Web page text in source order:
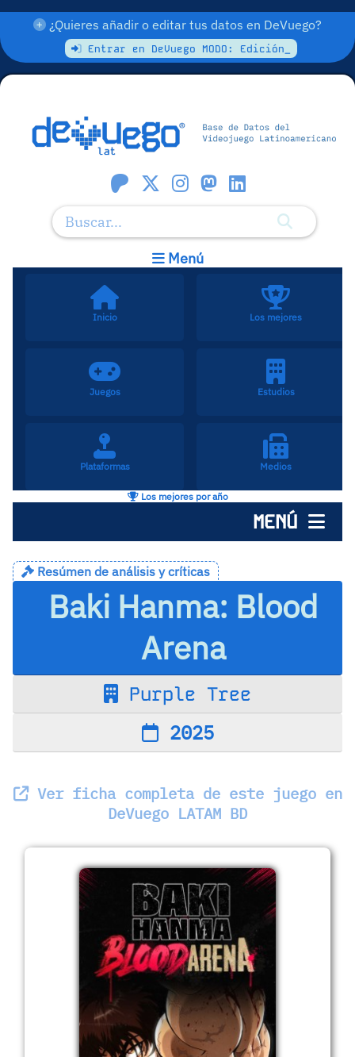
¿Quieres añadir o editar tus datos en DeVuego?
Entrar en DeVuego MODO: Edición_
Menú
Inicio Los mejores
Juegos Estudios
Plataformas Medios
Los mejores por año
MENÚ
Resúmen de análisis y críticas
Baki Hanma: Blood
Arena
Purple Tree
2025
Ver ficha completa de este juego en
DeVuego LATAM BD